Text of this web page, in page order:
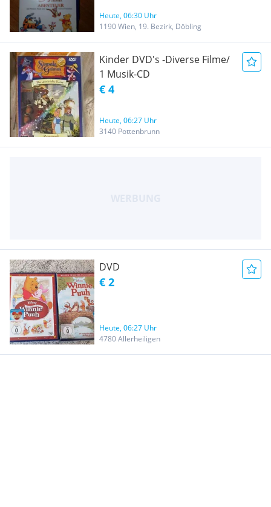
Heute, 06:30 Uhr
1190 Wien, 19. Bezirk, Döbling
Kinder DVD's -Diverse Filme/
1 Musik-CD
€ 4
Heute, 06:27 Uhr
3140 Pottenbrunn
DVD
€ 2
Heute, 06:27 Uhr
4780 Allerheiligen